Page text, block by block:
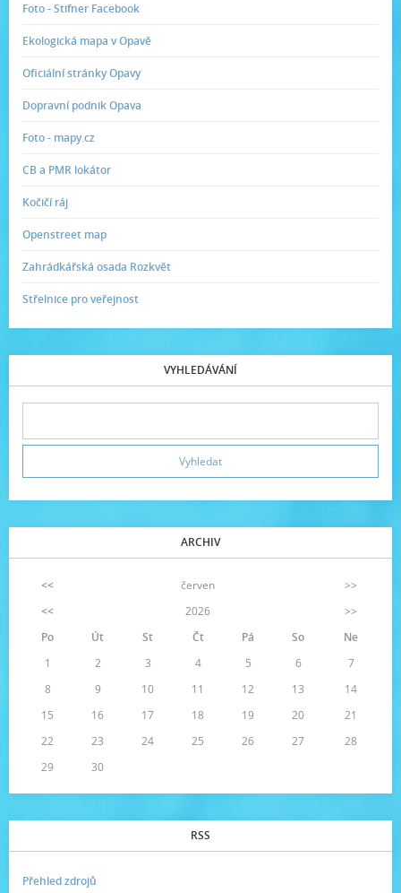
Foto - Stifner Facebook
Ekologická mapa v Opavě
Oficiální stránky Opavy
Dopravní podnik Opava
Foto - mapy.cz
CB a PMR lokátor
Kočičí ráj
Openstreet map
Zahrádkářská osada Rozkvět
Střelnice pro veřejnost
VYHLEDÁVÁNÍ
ARCHIV
<< červen
>>
<<
2026
>>
Po
Út St Čt Pá So
Ne
1
2 3 4 5 6
7
8
9 10 11 12 13
14
15
16 17 18 19 20
21
22
23 24 25 26 27
28
29
30
RSS
Přehled zdrojů